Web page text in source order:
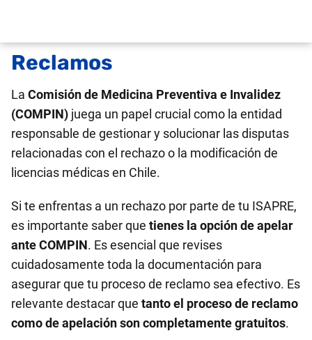
Reclamos
La Comisión de Medicina Preventiva e Invalidez
(COMPIN) juega un papel crucial como la entidad
responsable de gestionar y solucionar las disputas
relacionadas con el rechazo o la modificación de
licencias médicas en Chile.
Si te enfrentas a un rechazo por parte de tu ISAPRE,
es importante saber que tienes la opción de apelar
ante COMPIN. Es esencial que revises
cuidadosamente toda la documentación para
asegurar que tu proceso de reclamo sea efectivo. Es
relevante destacar que tanto el proceso de reclamo
como de apelación son completamente gratuitos.